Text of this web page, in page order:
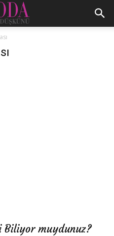
Biliyor muydunuz?